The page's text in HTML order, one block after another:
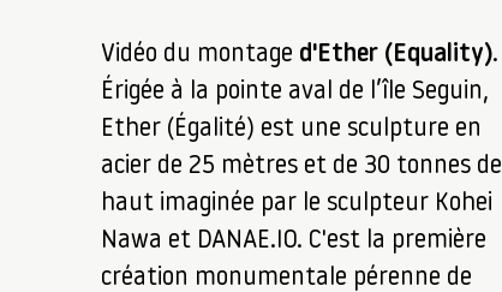
Vidéo du montage d'Ether (Equality).
Érigée à la pointe aval de l’île Seguin,
Ether (Égalité) est une sculpture en
acier de 25 mètres et de 30 tonnes de
haut imaginée par le sculpteur Kohei
Nawa et DANAE.IO. C'est la première
création monumentale pérenne de